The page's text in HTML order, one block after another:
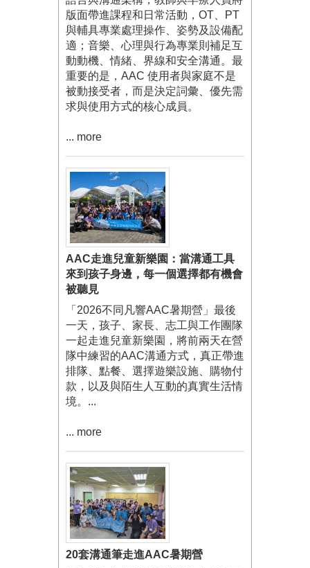
版面帶進課程和日常活動，OT、PT
與輔具專業處理操作、姿勢及設備配
適；音樂、心理與行為專業則補足互
動動機、情緒、界線和安全溝通。最
重要的是，AAC 使用者與家庭不是
被動接受者，而是決定詞彙、優先需
求與使用方式的核心成員。
... more
AAC走進兒童新樂園：當溝通工具
來到孩子身邊，每一個選擇都有機會
被聽見
「2026不同凡響AAC暑期營」最後
一天，孩子、家長、志工與工作團隊
一起走進兒童新樂園，將前兩天在營
隊中練習的AAC溝通方式，真正帶進
排隊、點餐、選擇遊樂設施、購物付
款，以及與陌生人互動的真實生活情
境。...
... more
20套溝通筆走進AAC暑期營